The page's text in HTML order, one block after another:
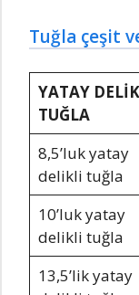
Tuğla çeşit
YATAY
TUĞLA
8,5’luk yatay
delikli tuğla
10’luk yatay
delikli tuğla
13,5’lik yatay